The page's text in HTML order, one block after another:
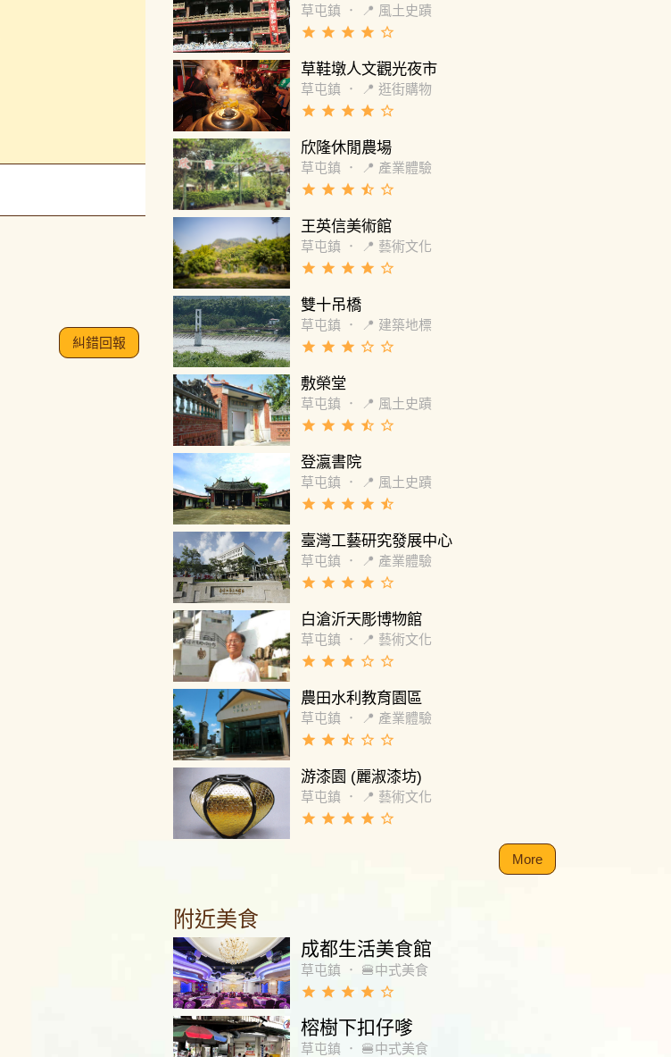
糾錯回報
的人員是餐廳經理但並不熟悉電腦使用方式，音樂
播出來後是筆電發出的聲音而不是外接音響，提醒
經理才插音源線測試給我聽音響設備是否正常。另
外有告知可以在前幾天再來測試一次我們自己的
USB。 婚宴當天先播音樂是正常的，後來要播婚紗
照影片電腦開始當機壞掉，變成音樂與影片都無法
使用，告知經理給的回應是可能我們檔案有問題，
請現場工作人員也無法處理解決，若檔案有問題我
們改電腦播YouTube 也是不行的，想說是網路問題
接自己手機WiFi 也無法排解，最後在音樂突然好
了，進場完又無法播放然後無音樂狀態下用餐，直
到二次進場前音樂又好了，然後可播放我們USB的
音樂，這樣應該不是檔案的問題了吧。 最後設備是
我朋友在處理，問服務員到時候會有服務員來播放
音樂（有另外挑選進場音樂）還是由我的朋友自己
來播放，服務員回答那麻煩你們。 我朋友是我的賓
客，主持人不是全場在婚宴這區有時候跑到找不到
人也不太會使用硬體設備，設備有問題一直更換服
務員來測試修理還請我們自己使用這些硬體設備，
那我為何要選擇餐廳舉辦婚宴呢？ 試菜當天詢問的
上菜速度，有些桌有上到某幾道，有些桌是反應後
才上菜。飲料部分加購柳橙汁無限暢飲，卻是遲遲
找不到服務生續加飲料，因為有接了我們婚宴當天
也有現場客，服務生卻沒有多幾位，辛苦服務生要
全場跑來不及上菜收菜，但對於婚宴的賓客這樣是
很不尊重的。 最後結帳直接收原價加服務費，溝通
後說服務費五折，辦婚宴卻得到以上這種服務水
準，再次溝通後才說服務費餐廳吸收。 希望有考慮
要在此處辦婚宴的可以參考看看，有時間真的多試
幾家餐廳，付訂前說的與當天服務出來的有落差，
餐點表現都很優秀，硬體設備我們本身也帶著僥倖
心態覺得不可能這麼剛好就壞掉，但命運往往如此
捉弄人。婚宴流程沒有很完善，因為上菜速度跟硬
體設備關係很多行程都delay，雖然有在接婚宴但
沒有給人很熟練的感覺（服務員上菜是另一回事，
主持人是經理當天也是滿場跑要找人找不到）當天
也並未做到當初承諾會包含的東西 此次經驗十分不
佳，原以為會比婚宴會館的服務品質好，但很失
望。 後續老闆看到評論有登門致歉，但因為也無法
挽回，只能接受道歉並希望店家有所改善...
草屯鎮 ． 📍 風土史蹟
grade grade grade grade star_border
草鞋墩人文觀光夜市
草屯鎮 ． 📍 逛街購物
grade grade grade grade star_border
欣隆休閒農場
草屯鎮 ． 📍 產業體驗
grade grade grade star_half star_border
王英信美術館
草屯鎮 ． 📍 藝術文化
grade grade grade grade star_border
雙十吊橋
草屯鎮 ． 📍 建築地標
grade grade grade star_border star_border
敷榮堂
草屯鎮 ． 📍 風土史蹟
grade grade grade star_half star_border
登瀛書院
草屯鎮 ． 📍 風土史蹟
grade grade grade grade star_half
臺灣工藝研究發展中心
草屯鎮 ． 📍 產業體驗
grade grade grade grade star_border
白滄沂天彫博物館
草屯鎮 ． 📍 藝術文化
grade grade grade star_border star_border
農田水利教育園區
草屯鎮 ． 📍 產業體驗
grade grade star_half star_border star_border
游漆園 (麗淑漆坊)
草屯鎮 ． 📍 藝術文化
grade grade grade grade star_border
More
附近美食
成都生活美食館
草屯鎮 ． 🍔中式美食
grade grade grade grade star_border
榕樹下扣仔嗲
草屯鎮 ． 🍔中式美食